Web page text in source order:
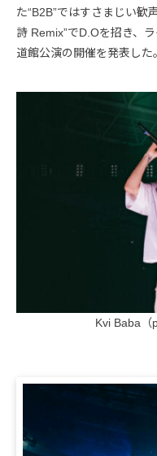
た“B2B”ではすさまじい歓
詩 Remix”でD.Oを招き、
道館公演の開催を発表した。
Kvi Baba（